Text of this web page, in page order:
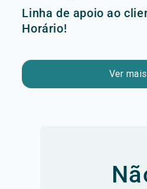
Linha de apoio ao
Horário!
Ver mais